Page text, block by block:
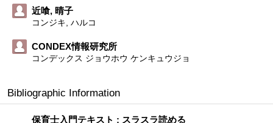
近喰, 晴子
コンジキ, ハルコ
CONDEX情報研究所
コンデックス ジョウホウ ケンキュウジョ
Bibliographic Information
保育士入門テキスト : スラスラ読める